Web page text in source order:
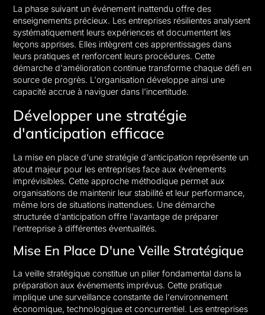
La phase suivant un événement inattendu offre des
enseignements précieux. Les entreprises résilientes analysent
systématiquement leurs expériences et documentent les
leçons apprises. Elles intègrent ces apprentissages dans
leurs pratiques et renforcent leurs procédures. Cette
démarche d'amélioration continue transforme chaque défi en
source de progrès. L'organisation développe ainsi une
capacité accrue à naviguer dans l'incertitude.
Développer une stratégie
d'anticipation efficace
La mise en place d'une stratégie d'anticipation représente un
atout majeur pour les entreprises face aux événements
imprévisibles. Cette approche méthodique permet aux
organisations de maintenir leur stabilité et leur performance,
même lors de situations inattendues. Une démarche
structurée d'anticipation offre l'avantage de préparer
l'entreprise à différentes éventualités.
Mise En Place D'une Veille Stratégique
La veille stratégique constitue un pilier fondamental dans la
préparation aux événements imprévus. Cette pratique
implique une surveillance constante de l'environnement
économique, technologique et concurrentiel. Les entreprises